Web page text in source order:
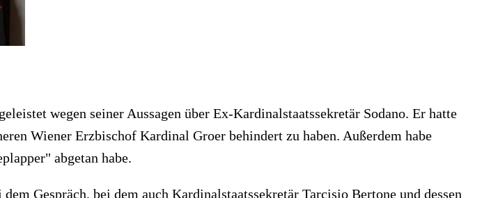
wegen seiner Aussagen über Ex-Kardinalstaatssekretär Sodano. Er hatte
Wiener Erzbischof Kardinal Groer behindert zu haben. Außerdem habe
abgetan habe.
Gespräch, bei dem auch Kardinalstaatssekretär Tarcisio Bertone und dessen